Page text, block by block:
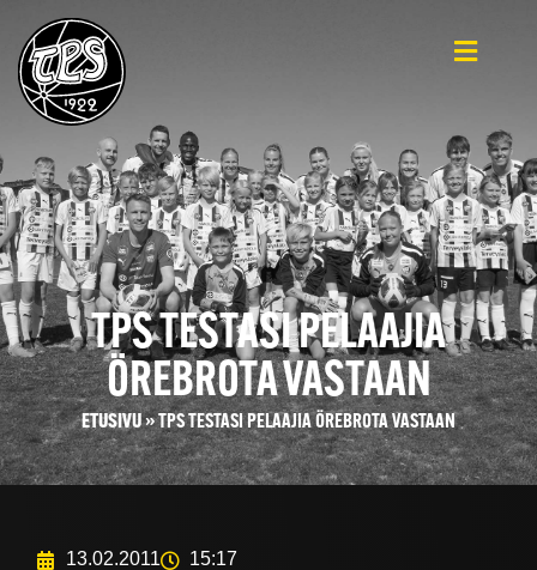
TPS TESTASI PELAAJIA
ÖREBROTA VASTAAN
ETUSIVU»TPS TESTASI PELAAJIA ÖREBROTA VASTAAN
13.02.2011 15:17